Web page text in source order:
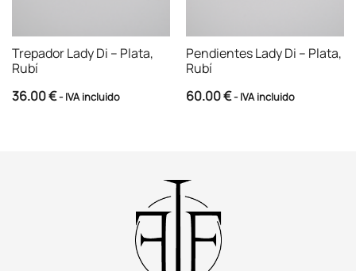
Trepador Lady Di – Plata,
Rubí
36.00€- IVA incluido
Pendientes Lady Di – Plata,
Rubí
60.00€- IVA incluido